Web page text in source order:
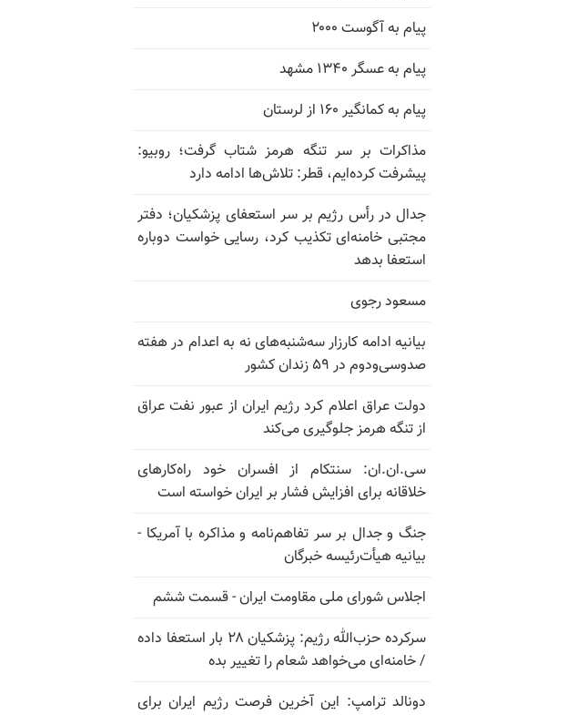
پیام به آگوست ۲۰۰۰
پیام به عسگر ۱۳۴۰ مشهد
پیام به کمانگیر ۱۶۰ از لرستان
مذاکرات بر سر تنگه هرمز شتاب گرفت؛ روبیو:
پیشرفت کرده‌ایم، قطر: تلاش‌ها ادامه دارد
جدال در رأس رژیم بر سر استعفای پزشکیان؛ دفتر
مجتبی خامنه‌ای تکذیب کرد، رسایی خواست دوباره
استعفا بدهد
مسعود رجوی
بیانیه ادامه کارزار سه‌شنبه‌های نه به اعدام در هفته
صدوسی‌و‌دوم در ۵۹ زندان کشور
دولت عراق اعلام کرد رژیم ایران از عبور نفت عراق
از تنگه هرمز جلوگیری می‌کند
سی.ان.ان: سنتکام از افسران خود راه‌کارهای
خلاقانه برای افزایش فشار بر ایران خواسته است
جنگ و جدال بر سر تفاهم‌نامه و مذاکره با آمریکا -
بیانیه هیأت‌رئیسه خبرگان
اجلاس شورای ملی مقاومت ایران - قسمت ششم
سرکرده حزب‌الله رژیم: پزشکیان ۲۸ بار استعفا داده
/ خامنه‌ای می‌خواهد شعام را تغییر بده
دونالد ترامپ: این آخرین فرصت رژیم ایران برای